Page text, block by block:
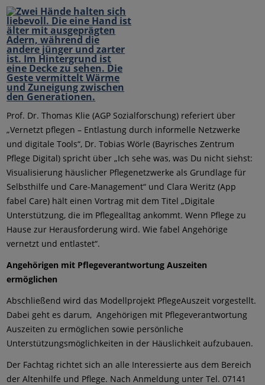
Prof. Dr. Thomas Klie (AGP Sozialforschung) referiert über
„Vernetzt pflegen – Entlastung durch informelle Netzwerke
und digitale Tools“, Dr. Tobias Wörle (Bayrisches Zentrum
Pflege Digital) spricht über „Ich sehe was, was Du nicht siehst:
Visualisierung häuslicher Pflegenetzwerke als Grundlage für
Selbsthilfe und Care-Management“ und Clara Weritz (App
fabel Care) hält einen Vortrag mit dem Titel „Digitale
Unterstützung, die im Pflegealltag ankommt. Wenn Pflege zu
Hause zur Herausforderung wird. Wie fabel Angehörige
vernetzt und entlastet“.
Angehörigen mit Pflegeverantwortung Auszeiten
ermöglichen
Abschließend wird das Modellprojekt PflegeAuszeit vorgestellt.
Dabei geht es darum, Angehörigen mit Pflegeverantwortung
Auszeiten zu ermöglichen sowie persönliche
Unterstützungsmöglichkeiten in der Häuslichkeit aufzubauen.
Der Fachtag richtet sich an alle Interessierte aus dem Bereich
der Altenhilfe und Pflege. Nach Anmeldung unter Tel. 07141